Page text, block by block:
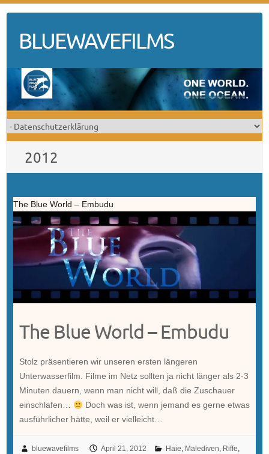
contentBLUEWAVEFILMS
2012
The Blue World – Embudu
The Blue World – Embudu
Stolz präsentieren wir unseren ersten längeren
Unterwasserfilm. Filme im Netz sollten ja nicht länger als 2-3
Minuten dauern, wenn man nicht will, daß die Zuschauer
einschlafen…
Doch was ist, wenn jemand es gerne etwas
ausführlicher hätte, weil er vielleicht…
bluewavefilms April 21, 2012 Haie, Malediven, Riffe,